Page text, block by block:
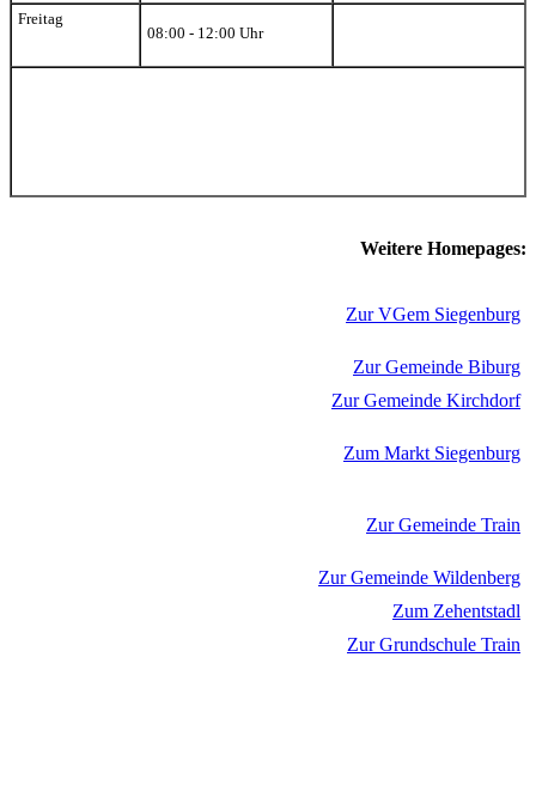
Freitag
08:00 - 12:00 Uhr
Weitere Homepages:
Zur VGem Siegenburg
Zur Gemeinde Biburg
Zur Gemeinde Kirchdorf
Zum Markt Siegenburg
Zur Gemeinde Train
Zur Gemeinde Wildenberg
Zum Zehentstadl
Zur Grundschule Train